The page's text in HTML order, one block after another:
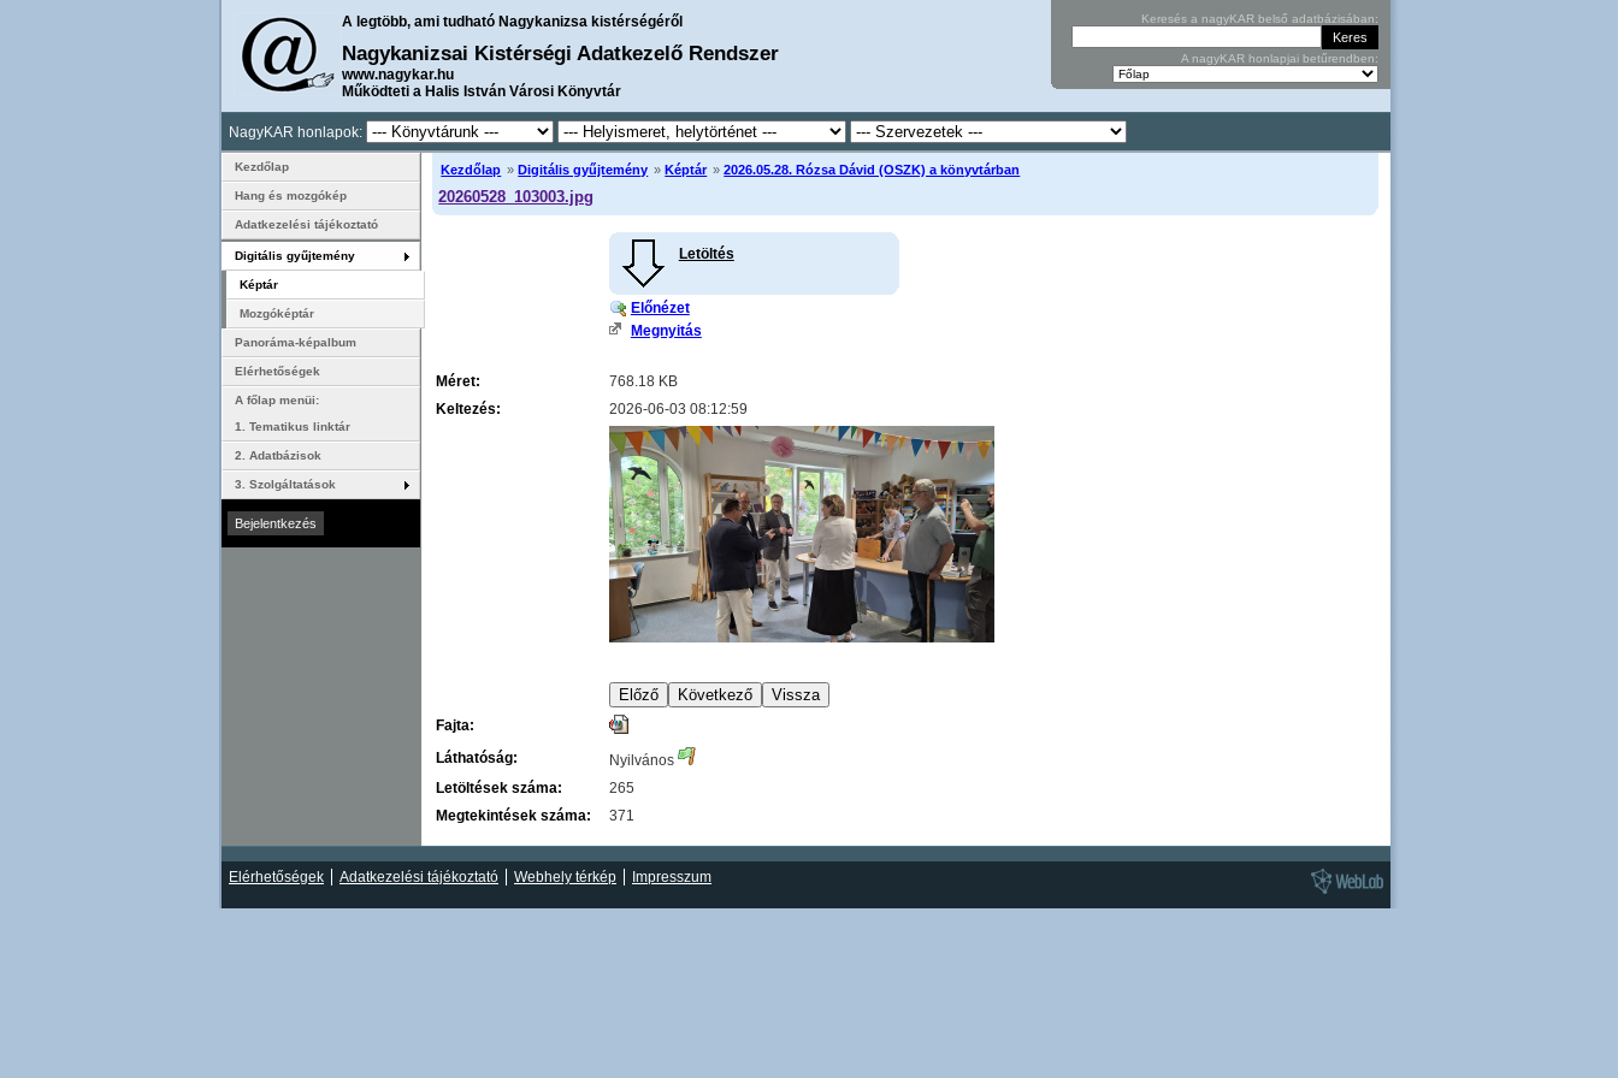
A legtöbb, ami tudható Nagykanizsa kistérségéről
Nagykanizsai Kistérségi Adatkezelő Rendszer
www.nagykar.hu
Működteti a Halis István Városi Könyvtár
Keresés a nagyKAR belső adatbázisában:
A nagyKAR honlapjai betűrendben:
NagyKAR honlapok:
Kezdőlap » Digitális gyűjtemény » Képtár »2026.05.28. Rózsa Dávid (OSZK) a könyvtárban
20260528_103003.jpg
Letöltés
Előnézet
Megnyitás
Méret:
768.18 KB
Keltezés:
2026-06-03 08:12:59
Fajta:
Láthatóság:
Nyilvános
Letöltések száma:
265
Megtekintések száma:
371
Kezdőlap
Hang és mozgókép
Adatkezelési tájékoztató
Digitális gyűjtemény
Képtár
Mozgóképtár
Panoráma-képalbum
Elérhetőségek
A főlap menüi:
1. Tematikus linktár
2. Adatbázisok
3. Szolgáltatások
Elérhetőségek Adatkezelési tájékoztató Webhely térkép Impresszum